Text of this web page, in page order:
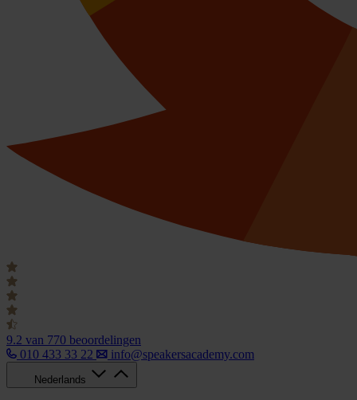
9.2 van 770 beoordelingen
010 433 33 22
info@speakersacademy.com
Nederlands